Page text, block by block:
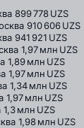
899 778 UZS
910 606 UZS
941 921 UZS
1,97 млн UZS
1,89 млн UZS
1,97 млн UZS
1,34 млн UZS
1,97 млн UZS
1,3 млн UZS
1,98 млн UZS